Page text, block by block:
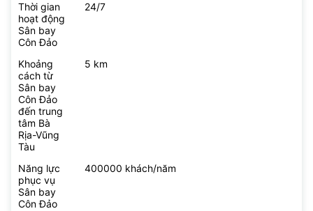
Thời gian
hoạt động
Sân bay
Côn Đảo
24/7
Khoảng
cách từ
Sân bay
Côn Đảo
đến trung
tâm Bà
Rịa-Vũng
Tàu
5 km
Năng lực
phục vụ
Sân bay
Côn Đảo
400000 khách/năm